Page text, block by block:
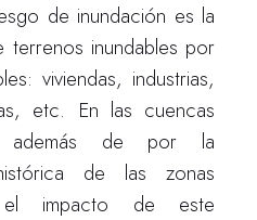
de inundación es la
terrenos inundables por
viviendas, industrias,
etc. En las cuencas
además de por la
de las zonas
el impacto de este